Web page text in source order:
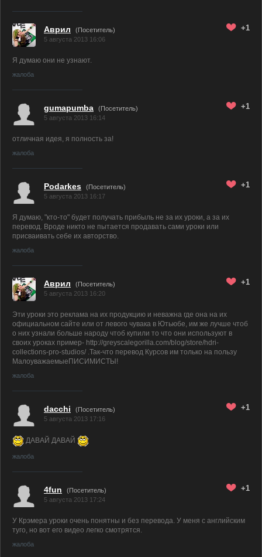
Аврил
(Посетитель)
5 августа 2013 16:06
+1
Я думаю они не узнают.
жалоба
gumapumba
(Посетитель)
5 августа 2013 16:14
+1
отличная идея, я полность за!
жалоба
Podarkes
(Посетитель)
5 августа 2013 16:17
+1
Я думаю, "кто-то" будет получать прибыль не за их уроки, а за их
перевод. Вроде никто не пытается продавать сами уроки или
присваивать себе их авторство.
жалоба
Аврил
(Посетитель)
5 августа 2013 16:20
+1
Эти уроки это реклама на их продукцию и неважна где она на их
официальном сайте или от левого чувака в Ютьюбе, им же лучше чтоб
о них узнали больше народу чтоб купили то что они используют в
своих уроках пример- http://greyscalegorilla.com/blog/store/hdri-
collections-pro-studios/ .Так-что перевод Курсов им только на пользу
МалоуважаемыеПИСИМИСТЫ!
жалоба
dacchi
(Посетитель)
5 августа 2013 17:16
+1
ДАВАЙ ДАВАЙ
жалоба
4fun
(Посетитель)
5 августа 2013 17:24
+1
У Крэмера уроки очень понятны и без перевода. У меня с английским
туго, но вот его видео легко смотрятся.
жалоба